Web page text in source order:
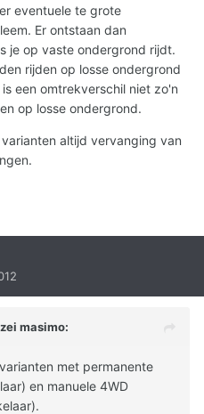
eventuele te grote
Er ontstaan dan
je op vaste ondergrond rijdt.
rijden op losse ondergrond
een omtrekverschil niet zo'n
op losse ondergrond.
altijd vervanging van
masimo:
met permanente
en manuele 4WD